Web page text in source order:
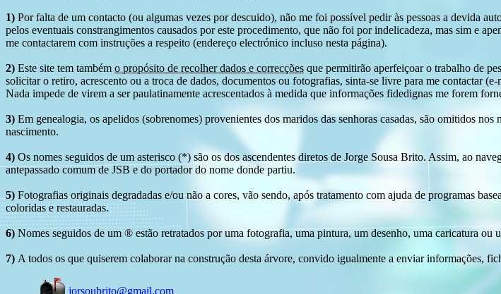
1) Por falta de um contacto (ou algumas vezes por descuido), não me foi possível pedir às pessoas a devida
pelos eventuais constrangimentos causados por este procedimento, que não foi por indelicadeza, mas sim e
me contactarem com instruções a respeito (endereço electrónico incluso nesta página).
2) Este site tem também o propósito de recolher dados e correcções que permitirão aperfeiçoar o trabalho de
solicitar o retiro, acrescento ou a troca de dados, documentos ou fotografias, sinta-se livre para me contactar (e-
Nada impede de virem a ser paulatinamente acrescentados à medida que informações fidedignas me forem
3) Em genealogia, os apelidos (sobrenomes) provenientes dos maridos das senhoras casadas, são omitidos
nascimento.
4) Os nomes seguidos de um asterisco (*) são os dos ascendentes diretos de Jorge Sousa Brito. Assim, ao
antepassado comum de JSB e do portador do nome donde partiu.
5) Fotografias originais degradadas e/ou não a cores, vão sendo, após tratamento com ajuda de programas
coloridas e restauradas.
6) Nomes seguidos de um ® estão retratados por uma fotografia, uma pintura, um desenho, uma caricatura ou
7) A todos os que quiserem colaborar na construção desta árvore, convido igualmente a enviar informações,
jorsoubrito@gmail.com